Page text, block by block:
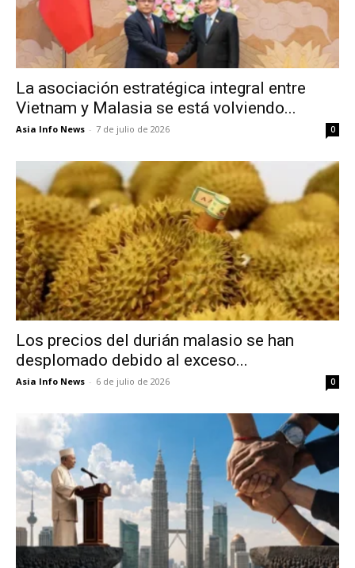
La asociación estratégica integral entre
Vietnam y Malasia se está volviendo...
Asia Info News - 7 de julio de 2026 0
Los precios del durián malasio se han
desplomado debido al exceso...
Asia Info News - 6 de julio de 2026 0